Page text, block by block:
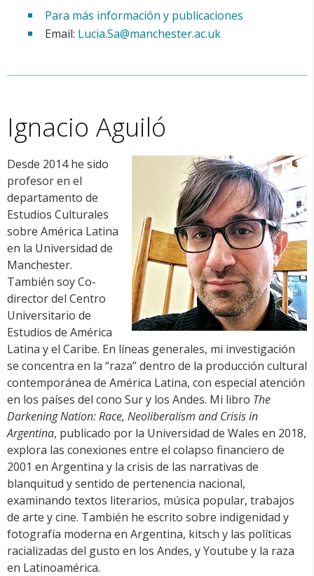
Para más información y publicaciones
Email: Lucia.Sa@manchester.ac.uk
Ignacio Aguiló
Desde 2014 he sido
profesor en el
departamento de
Estudios Culturales
sobre América Latina
en la Universidad de
Manchester.
También soy Co-
director del Centro
Universitario de
Estudios de América
Latina y el Caribe. En líneas generales, mi investigación
se concentra en la “raza” dentro de la producción cultural
contemporánea de América Latina, con especial atención
en los países del cono Sur y los Andes. Mi libro The
Darkening Nation: Race, Neoliberalism and Crisis in
Argentina, publicado por la Universidad de Wales en 2018,
explora las conexiones entre el colapso financiero de
2001 en Argentina y la crisis de las narrativas de
blanquitud y sentido de pertenencia nacional,
examinando textos literarios, música popular, trabajos
de arte y cine. También he escrito sobre indigenidad y
fotografía moderna en Argentina, kitsch y las políticas
racializadas del gusto en los Andes, y Youtube y la raza
en Latinoamérica.